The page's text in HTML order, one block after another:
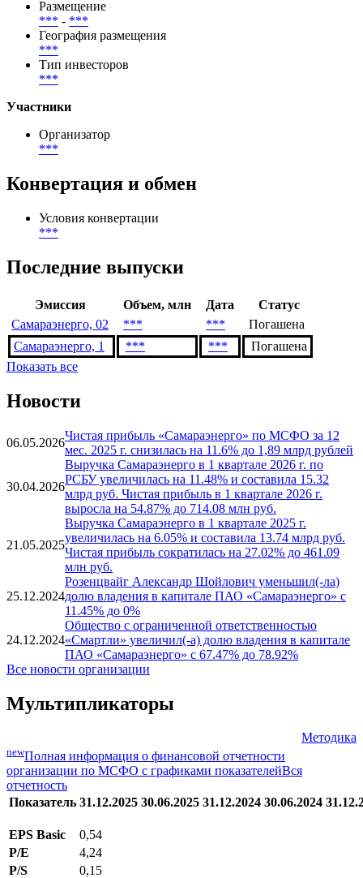
Размещение
*** - ***
География размещения
***
Тип инвесторов
***
Участники
Организатор
***
Конвертация и обмен
Условия конвертации
***
Последние выпуски
Эмиссия Объем, млн Дата
Статус
Самараэнерго, 02
*** ***
Погашена
Самараэнерго, 1
*** ***
Погашена
Показать все
Новости
06.05.2026
Чистая прибыль «Самараэнерго» по МСФО за 12
мес. 2025 г. снизилась на 11.6% до 1,89 млрд рублей
30.04.2026
Выручка Самараэнерго в 1 квартале 2026 г. по
РСБУ увеличилась на 11.48% и составила 15.32
млрд руб. Чистая прибыль в 1 квартале 2026 г.
выросла на 54.87% до 714.08 млн руб.
21.05.2025
Выручка Самараэнерго в 1 квартале 2025 г.
увеличилась на 6.05% и составила 13.74 млрд руб.
Чистая прибыль сократилась на 27.02% до 461.09
млн руб.
25.12.2024
Розенцвайг Александр Шойлович уменьшил(-ла)
долю владения в капитале ПАО «Самараэнерго» с
11.45% до 0%
24.12.2024
Общество с ограниченной ответственностью
«Смартли» увеличил(-а) долю владения в капитале
ПАО «Самараэнерго» с 67.47% до 78.92%
Все новости организации
Мультипликаторы
Методика
newПолная информация о финансовой отчетности
организации по МСФО с графиками показателейВся
отчетность
Показатель 31.12.2025 30.06.2025 31.12.2024 30.06.2024
EPS Basic
0,54
P/E
4,24
P/S
0,15